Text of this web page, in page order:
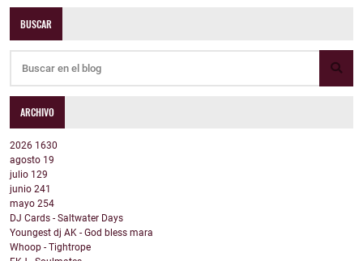
BUSCAR
ARCHIVO
2026 1630
agosto 19
julio 129
junio 241
mayo 254
DJ Cards - Saltwater Days
Youngest dj AK - God bless mara
Whoop - Tightrope